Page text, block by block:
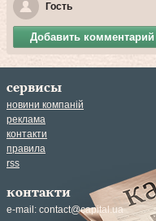
Гость
Добавить комментарий
сервисы
новини компаній
реклама
контакти
правила
rss
контакти
e-mail: contact@capital.ua